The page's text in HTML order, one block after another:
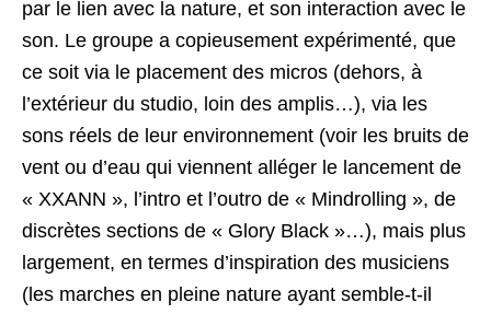
par le lien avec la nature, et son interaction avec le
son. Le groupe a copieusement expérimenté, que
ce soit via le placement des micros (dehors, à
l’extérieur du studio, loin des amplis…), via les
sons réels de leur environnement (voir les bruits de
vent ou d’eau qui viennent alléger le lancement de
« XXANN », l’intro et l’outro de « Mindrolling », de
discrètes sections de « Glory Black »…), mais plus
largement, en termes d’inspiration des musiciens
(les marches en pleine nature ayant semble-t-il